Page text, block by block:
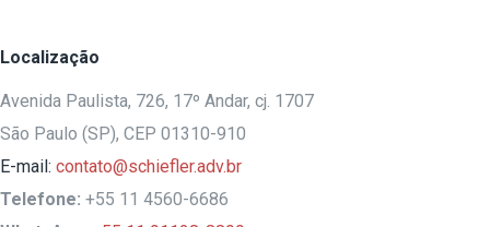
Localização
Avenida Paulista, 726, 17º Andar, cj. 1707
São Paulo (SP), CEP 01310-910
E-mail: contato@schiefler.adv.br
Telefone: +55 11 4560-6686